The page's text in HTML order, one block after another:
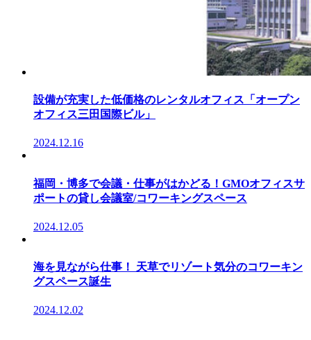
設備が充実した低価格のレンタルオフィス「オープン
オフィス三田国際ビル」
2024.12.16
福岡・博多で会議・仕事がはかどる！GMOオフィスサ
ポートの貸し会議室/コワーキングスペース
2024.12.05
海を見ながら仕事！ 天草でリゾート気分のコワーキン
グスペース誕生
2024.12.02